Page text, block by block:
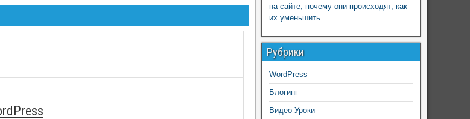
на сайте, почему они происходят, как
их уменьшить
Рубрики
WordPress
Блогинг
Видео Уроки